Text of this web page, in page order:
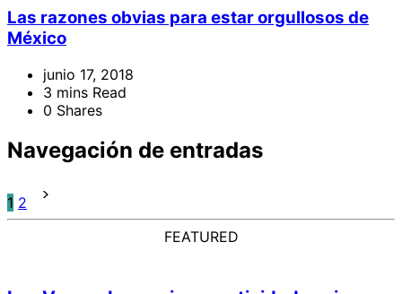
Las razones obvias para estar orgullosos de
México
junio 17, 2018
3 mins Read
0 Shares
Navegación de entradas
1 2
FEATURED